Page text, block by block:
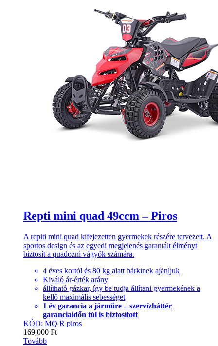
Repti mini quad 49ccm – Piros
A repiti mini quad kifejezetten gyermekek részére tervezett. A
sportos design és az egyedi megjelenés garantált élményt
biztosít a quadozni vágyók számára.
4 éves kortól és 80 kg alatt bárkinek ajánljuk
Kiváló ár-érték arány
állítható gázkar, így be tudja állítani gyermekének a
kellő maximális sebességet
1 év garancia a járműre – szervízháttér
garanciaidőn túl is biztosított
KÓD: MQ R piros
169,000 Ft
Tovább